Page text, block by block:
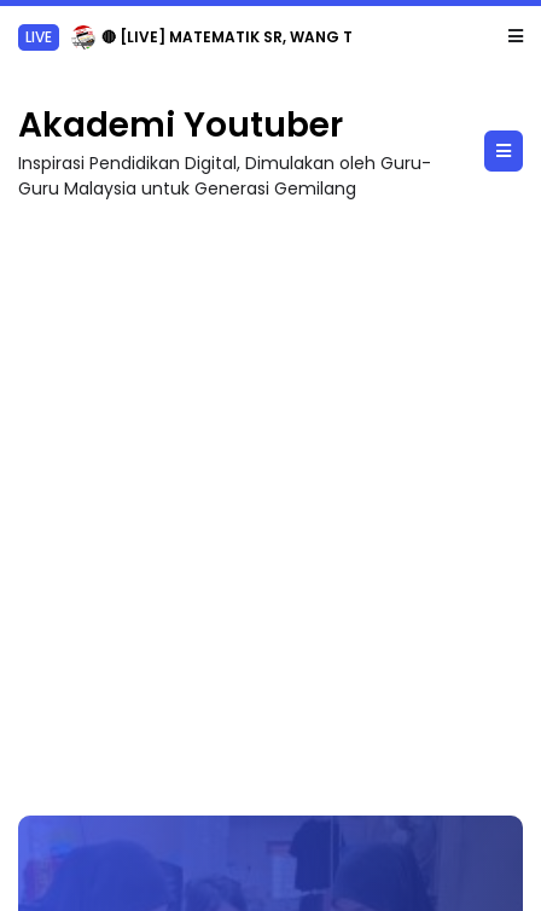
LIVE 🔴 [LIVE] MATEMATIK SR, WANG TAHUN 6 OLEH CIKGU ANITA #ALLINONE #141 #...
Akademi Youtuber
Inspirasi Pendidikan Digital, Dimulakan oleh Guru-
Guru Malaysia untuk Generasi Gemilang